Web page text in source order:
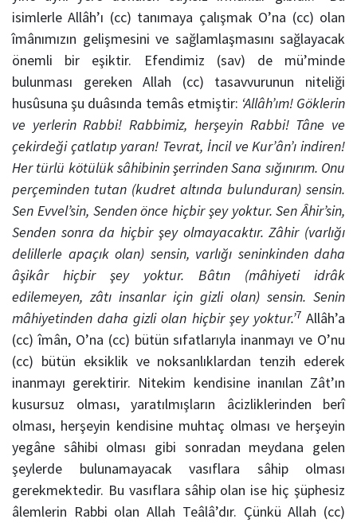
isimlerle Allâh’ı (cc) tanımaya çalışmak O’na (cc) olan
îmânımızın gelişmesini ve sağlamlaşmasını sağlayacak
önemli bir eşiktir. Efendimiz (sav) de mü’minde
bulunması gereken Allah (cc) tasavvurunun niteliği
husûsuna şu duâsında temâs etmiştir: ‘Allâh’ım! Göklerin
ve yerlerin Rabbi! Rabbimiz, herşeyin Rabbi! Tâne ve
çekirdeği çatlatıp yaran! Tevrat, İncil ve Kur’ân’ı indiren!
Her türlü kötülük sâhibinin şerrinden Sana sığınırım. Onu
perçeminden tutan (kudret altında bulunduran) sensin.
Sen Evvel’sin, Senden önce hiçbir şey yoktur. Sen Âhir’sin,
Senden sonra da hiçbir şey olmayacaktır. Zâhir (varlığı
delillerle apaçık olan) sensin, varlığı seninkinden daha
âşikâr hiçbir şey yoktur. Bâtın (mâhiyeti idrâk
edilemeyen, zâtı insanlar için gizli olan) sensin. Senin
mâhiyetinden daha gizli olan hiçbir şey yoktur.’7Allâh’a
(cc) îmân, O’na (cc) bütün sıfatlarıyla inanmayı ve O’nu
(cc) bütün eksiklik ve noksanlıklardan tenzih ederek
inanmayı gerektirir. Nitekim kendisine inanılan Zât’ın
kusursuz olması, yaratılmışların âcizliklerinden berî
olması, herşeyin kendisine muhtaç olması ve herşeyin
yegâne sâhibi olması gibi sonradan meydana gelen
şeylerde bulunamayacak vasıflara sâhip olması
gerekmektedir. Bu vasıflara sâhip olan ise hiç şüphesiz
âlemlerin Rabbi olan Allah Teâlâ’dır. Çünkü Allah (cc)